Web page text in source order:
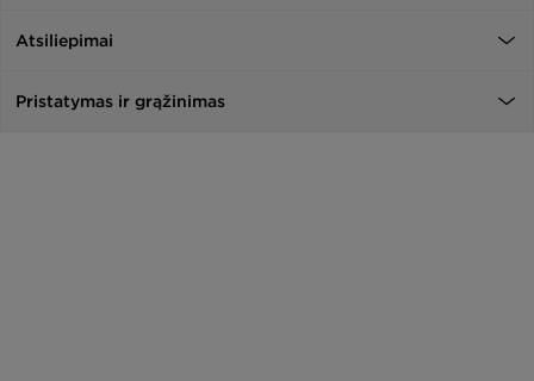
Atsiliepimai
Pristatymas ir grąžinimas